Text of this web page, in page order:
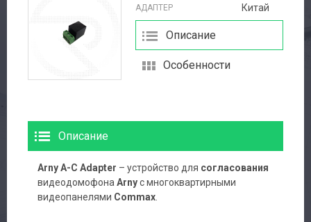
Производители
Сервис
Доставка
АДАПТЕР Китай
Описание
Особенности
Описание
Arny A-C Adapter – устройство для согласования
видеодомофона Arnyc многоквартирными
видеопанелями Commax